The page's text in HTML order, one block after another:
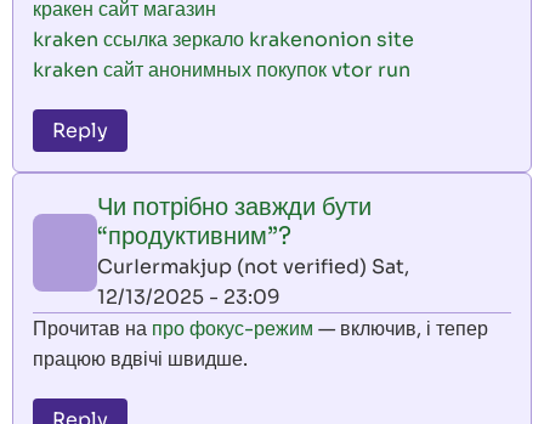
кракен сайт магазин
kraken ссылка зеркало krakenonion site
kraken сайт анонимных покупок vtor run
Reply
Чи потрібно завжди бути
“продуктивним”?
CurIermakjup (not verified) Sat,
12/13/2025 - 23:09
Прочитав на про фокус-режим — включив, і тепер
працюю вдвічі швидше.